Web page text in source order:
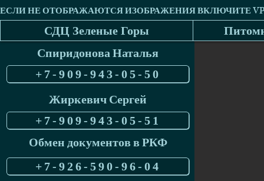
СДЦ Зеленые Горы
Спиридонова Наталья
+7-909-943-05-50
Жиркевич Сергей
+7-909-943-05-51
Обмен документов в РКФ
+7-926-590-96-04